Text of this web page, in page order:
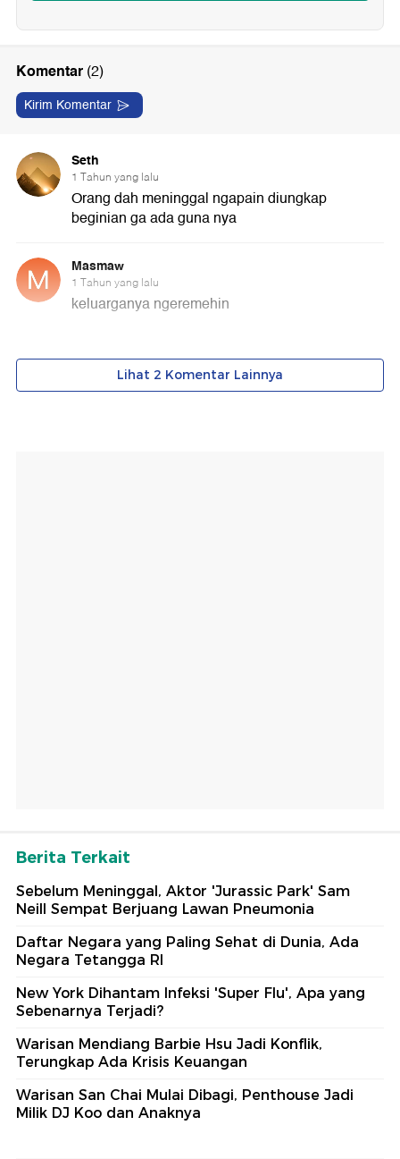
Berita Terkait
Sebelum Meninggal, Aktor 'Jurassic Park' Sam
Neill Sempat Berjuang Lawan Pneumonia
Daftar Negara yang Paling Sehat di Dunia, Ada
Negara Tetangga RI
New York Dihantam Infeksi 'Super Flu', Apa yang
Sebenarnya Terjadi?
Warisan Mendiang Barbie Hsu Jadi Konflik,
Terungkap Ada Krisis Keuangan
Warisan San Chai Mulai Dibagi, Penthouse Jadi
Milik DJ Koo dan Anaknya